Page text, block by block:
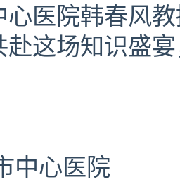
心医院韩春风
赴这场知识盛
中心医院